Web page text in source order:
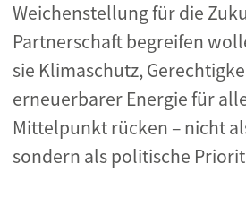
Weichenstellung für die
Partnerschaft begreifen
sie Klimaschutz,
erneuerbarer Energie für
Mittelpunkt rücken – nicht
sondern als politische